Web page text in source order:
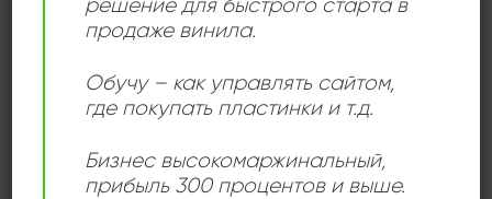
Продается: Интернет-магазин
Пластиночка
Продается: Интернет-магазин
Пластиночка
Add to
wishlist
продаже винила.
Обучу – как управлять сайтом,
где покупать пластинки и т.д.
Бизнес высокомаржинальный,
прибыль 300 процентов и выше.